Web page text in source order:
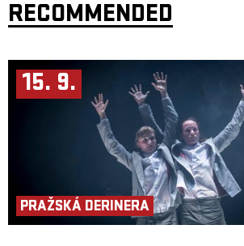
RECOMMENDED
15. 9.
PRAŽSKÁ DERINERA